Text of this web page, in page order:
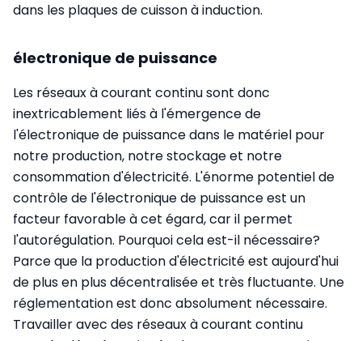
dans les plaques de cuisson à induction.
électronique de puissance
Les réseaux à courant continu sont donc
inextricablement liés à l'émergence de
l'électronique de puissance dans le matériel pour
notre production, notre stockage et notre
consommation d'électricité. L'énorme potentiel de
contrôle de l'électronique de puissance est un
facteur favorable à cet égard, car il permet
l'autorégulation. Pourquoi cela est-il nécessaire?
Parce que la production d'électricité est aujourd'hui
de plus en plus décentralisée et très fluctuante. Une
réglementation est donc absolument nécessaire.
Travailler avec des réseaux à courant continu